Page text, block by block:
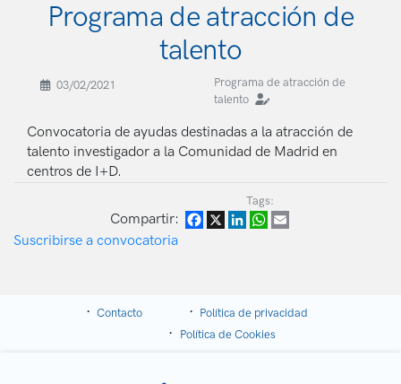
Programa de atracción de
talento
03/02/2021
Programa de atracción de
talento
Convocatoria de ayudas destinadas a la atracción de
talento investigador a la Comunidad de Madrid en
centros de I+D.
Tags:
Compartir: Facebook
X LinkedInWhatsApp
Suscribirse a convocatoria
Contacto
Política de privacidad
Política de Cookies